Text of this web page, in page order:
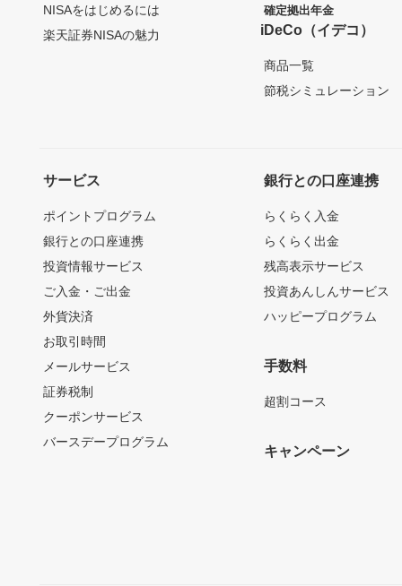
NISAをはじめるには
楽天証券NISAの魅力
確定拠出年金
iDeCo（イデコ）
商品一覧
節税シミュレーション
サービス
ポイントプログラム
銀行との口座連携
投資情報サービス
ご入金・ご出金
外貨決済
お取引時間
メールサービス
証券税制
クーポンサービス
バースデープログラム
銀行との口座連携
らくらく入金
らくらく出金
残高表示サービス
投資あんしんサービス
ハッピープログラム
手数料
超割コース
キャンペーン